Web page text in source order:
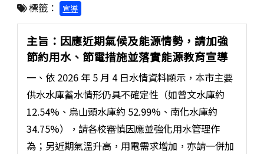
標籤： 宣導
主旨：因應近期氣候及能源情勢，請加強
節約用水、節電措施並落實能源教育宣導
一、依 2026 年 5 月 4 日水情資料顯示，本市主要
供水水庫蓄水情形仍具不確定性（如曾文水庫約
12.54%、烏山頭水庫約 52.99%、南化水庫約
34.75%），請各校審慎因應並強化用水管理作
為；另近期氣溫升高，用電需求增加，亦請一併加